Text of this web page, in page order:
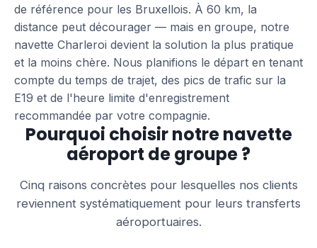
de référence pour les Bruxellois. À 60 km, la
distance peut décourager — mais en groupe, notre
navette Charleroi devient la solution la plus pratique
et la moins chère. Nous planifions le départ en tenant
compte du temps de trajet, des pics de trafic sur la
E19 et de l'heure limite d'enregistrement
recommandée par votre compagnie.
Pourquoi choisir notre navette
aéroport de groupe ?
Cinq raisons concrètes pour lesquelles nos clients
reviennent systématiquement pour leurs transferts
aéroportuaires.